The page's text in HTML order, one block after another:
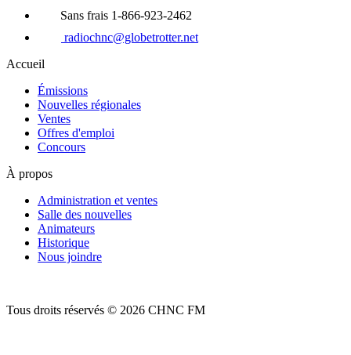
Sans frais 1-866-923-2462
radiochnc@globetrotter.net
Accueil
Émissions
Nouvelles régionales
Ventes
Offres d'emploi
Concours
À propos
Administration et ventes
Salle des nouvelles
Animateurs
Historique
Nous joindre
Tous droits réservés © 2026 CHNC FM